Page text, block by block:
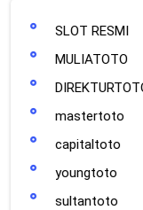
SLOT RESMI
MULIATOTO
mastertoto
capitaltoto
youngtoto
sultantoto